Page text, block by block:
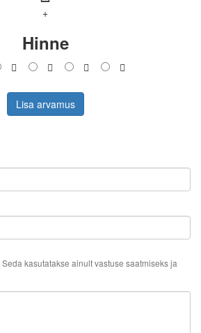
+
Hinne
Lisa arvamus
kasutatakse ainult vastuse saatmiseks ja